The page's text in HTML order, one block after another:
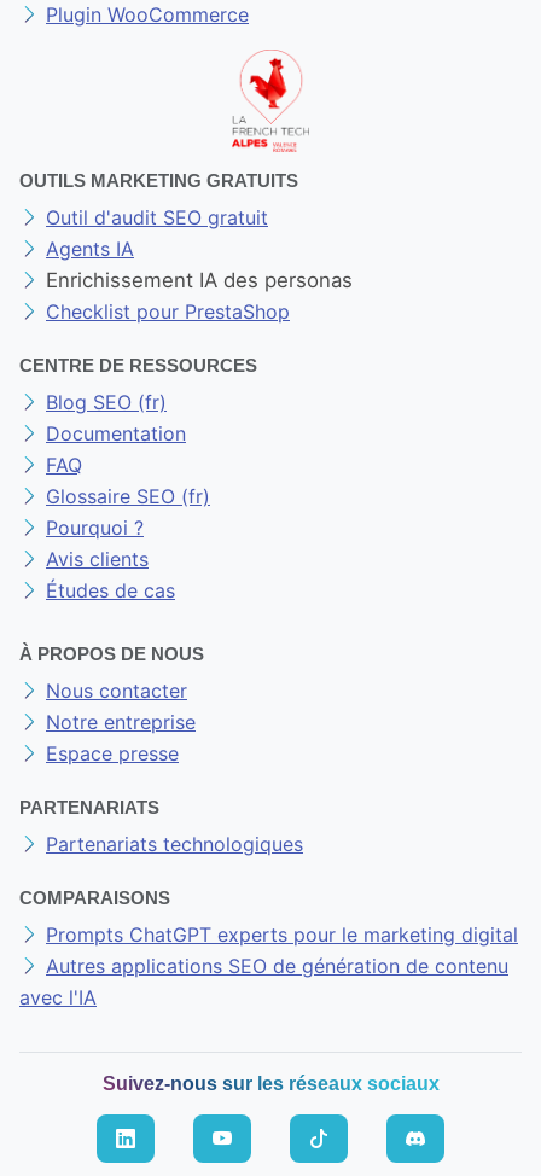
Plugin WooCommerce
OUTILS MARKETING GRATUITS
Outil d'audit SEO gratuit
Agents IA
Enrichissement IA des personas
Checklist pour PrestaShop
CENTRE DE RESSOURCES
Blog SEO (fr)
Documentation
FAQ
Glossaire SEO (fr)
Pourquoi ?
Avis clients
Études de cas
À PROPOS DE NOUS
Nous contacter
Notre entreprise
Espace presse
PARTENARIATS
Partenariats technologiques
COMPARAISONS
Prompts ChatGPT experts pour le marketing digital
Autres applications SEO de génération de contenu
avec l'IA
Suivez-nous sur les réseaux sociaux